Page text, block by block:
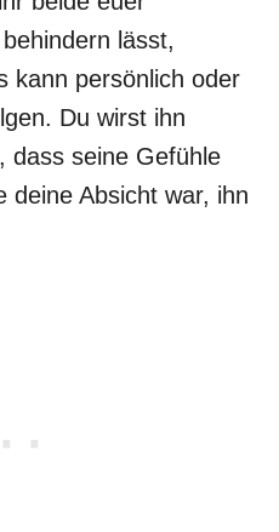
lässt,
kann persönlich oder
Du wirst ihn
dass seine Gefühle
deine Absicht war, ihn